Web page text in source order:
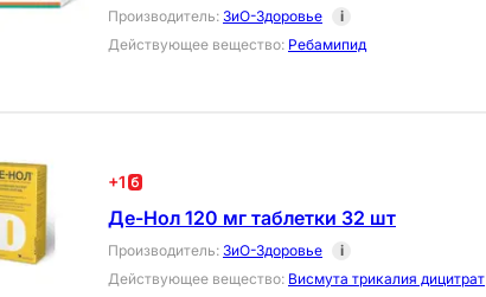
Производитель: ЗиО-Здоровье
i
Действующее вещество: Ребамипид
+1
Де-Нол 120 мг таблетки 32 шт
Производитель: ЗиО-Здоровье
i
Действующее вещество: Висмута трикалия дицитрат